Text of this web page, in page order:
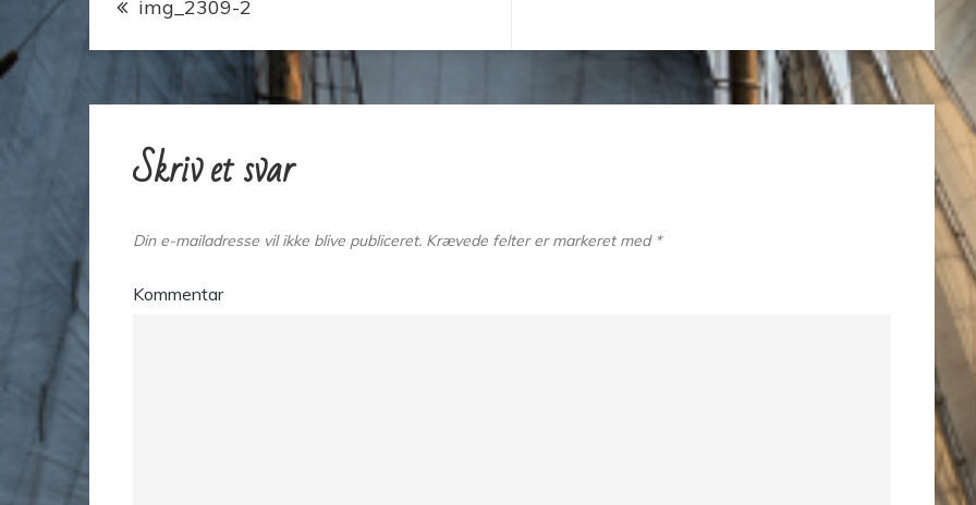
img_2309-2
Skriv et svar
Din e-mailadresse vil ikke blive publiceret. Krævede felter er markeret med *
Kommentar